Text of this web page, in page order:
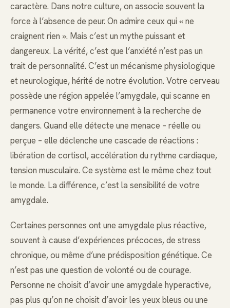
caractère. Dans notre culture, on associe souvent la
force à l’absence de peur. On admire ceux qui « ne
craignent rien ». Mais c’est un mythe puissant et
dangereux. La vérité, c’est que l’anxiété n’est pas un
trait de personnalité. C’est un mécanisme physiologique
et neurologique, hérité de notre évolution. Votre cerveau
possède une région appelée l’amygdale, qui scanne en
permanence votre environnement à la recherche de
dangers. Quand elle détecte une menace – réelle ou
perçue – elle déclenche une cascade de réactions :
libération de cortisol, accélération du rythme cardiaque,
tension musculaire. Ce système est le même chez tout
le monde. La différence, c’est la sensibilité de votre
amygdale.
Certaines personnes ont une amygdale plus réactive,
souvent à cause d’expériences précoces, de stress
chronique, ou même d’une prédisposition génétique. Ce
n’est pas une question de volonté ou de courage.
Personne ne choisit d’avoir une amygdale hyperactive,
pas plus qu’on ne choisit d’avoir les yeux bleus ou une